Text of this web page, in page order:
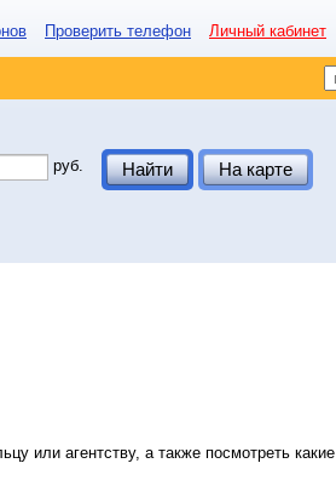
Проверить телефон Личный кабинет
руб.
Найти На карте
или агентству, а также посмотреть какие